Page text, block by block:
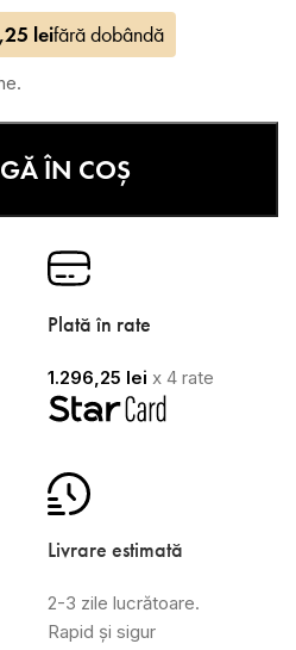
leifără dobândă
ÎN COȘ
Plată în rate
1.296,25 lei x 4 rate
Livrare estimată
2-3 zile lucrătoare.
Rapid și sigur